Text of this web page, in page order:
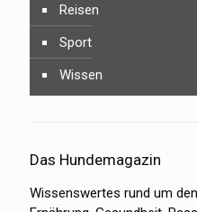
Reisen
Sport
Wissen
Das Hundemagazin
Wissenswertes rund um